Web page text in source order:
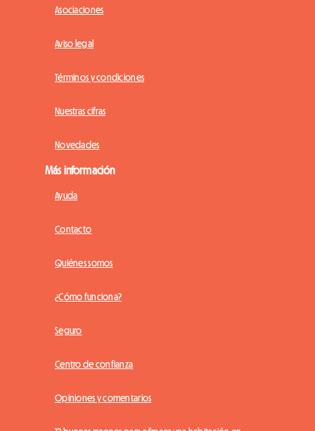
Asociaciones
Aviso legal
Términos y condiciones
Nuestras cifras
Novedades
Más información
Ayuda
Contacto
Quiénes somos
¿Cómo funciona?
Seguro
Centro de confianza
Opiniones y comentarios